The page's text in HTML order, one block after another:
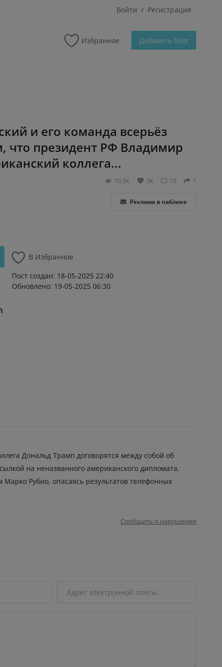
Войти / Регистрация
Избранное Добавить блог
и его команда всерьёз
что президент РФ Владимир
коллега...
1
15
0К
10.5К
Реклама в паблике
В Избранное
Пост создан: 18-05-2025 22:40
Обновлено: 19-05-2025 06:30
Дональд Трамп договорятся между собой об
на неназванного американского дипломата.
Рубио, опасаясь результатов телефонных
Сообщить о нарушении